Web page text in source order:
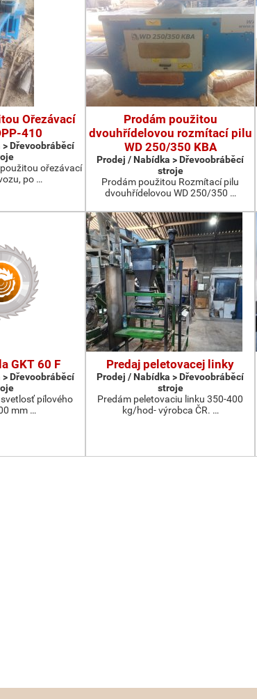
Ořezávací
410
Dřevoobráběcí
ořezávací
po …
Prodám použitou
dvouhřídelovou rozmítací pilu
WD 250/350 KBA
Prodej / Nabídka > Dřevoobráběcí
stroje
Prodám použitou Rozmítací pilu
dvouhřídelovou WD 250/350 …
GKT 60 F
Dřevoobráběcí
pílového
mm …
Predaj peletovacej linky
Prodej / Nabídka > Dřevoobráběcí
stroje
Predám peletovaciu linku 350-400
kg/hod- výrobca ČR. …